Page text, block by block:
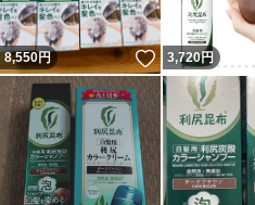
8,550円 いいね！
3,720円